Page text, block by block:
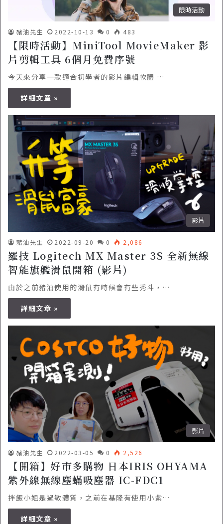
限時活動
豬油先生 2022-10-13 0 483
【限時活動】MiniTool MovieMaker 影
片剪輯工具 6個月免費序號
今天來分享一款適合初學者的影片編輯軟體 …
詳細文章 »
影片
豬油先生 2022-09-20 0 2,086
羅技 Logitech MX Master 3S 全新無線
智能旗艦滑鼠開箱 (影片)
由於之前豬油使用的滑鼠有時候會有些秀斗，…
詳細文章 »
影片
豬油先生 2022-03-05 0 2,526
【開箱】好市多購物 日本IRIS OHYAMA
紫外線無線塵蟎吸塵器 IC-FDC1
拌飯小姐是過敏體質，之前在基隆有使用小紫…
詳細文章 »